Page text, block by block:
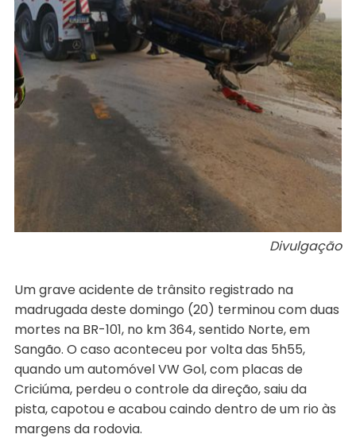
Divulgação
Um grave acidente de trânsito registrado na
madrugada deste domingo (20) terminou com duas
mortes na BR-101, no km 364, sentido Norte, em
Sangão. O caso aconteceu por volta das 5h55,
quando um automóvel VW Gol, com placas de
Criciúma, perdeu o controle da direção, saiu da
pista, capotou e acabou caindo dentro de um rio às
margens da rodovia.